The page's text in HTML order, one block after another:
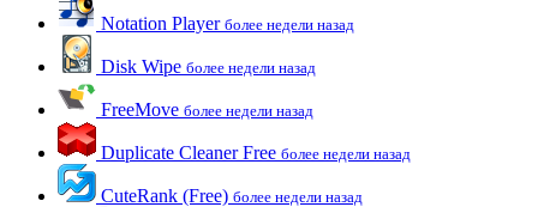
Notation Player более недели назад
Disk Wipe более недели назад
FreeMove более недели назад
Duplicate Cleaner Free более недели назад
CuteRank (Free) более недели назад